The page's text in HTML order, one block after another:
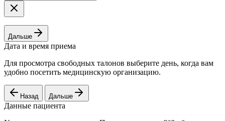
Дальше
Дата и время приема
Для просмотра свободных талонов выберите день, когда вам
удобно посетить медицинскую организацию.
Назад Дальше
Данные пациента